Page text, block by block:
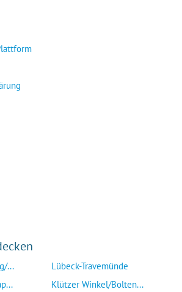
...
Lübeck-Travemünde
Klützer Winkel/Bolten...